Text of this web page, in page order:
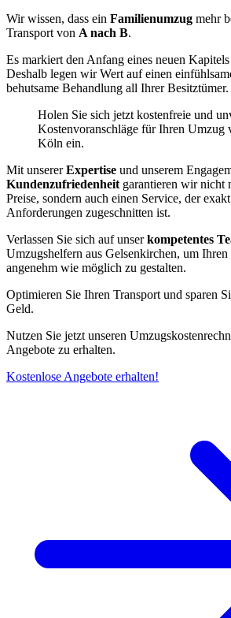
Wir wissen, dass ein Familienumzug mehr
Transport von A nach B.
Es markiert den Anfang eines neuen
Deshalb legen wir Wert auf einen
behutsame Behandlung all Ihrer Besitztümer.
Holen Sie sich jetzt kostenfreie und
Kostenvoranschläge für Ihren Umzug
Köln ein.
Mit unsererExpertise und unserem
Kundenzufriedenheit garantieren wir nicht
Preise, sondern auch einen Service, der
Anforderungen zugeschnitten ist.
Verlassen Sie sich auf unserkompetentes
Umzugshelfern aus Gelsenkirchen, um
angenehm wie möglich zu gestalten.
Optimieren Sie Ihren Transport und sparen
Geld.
Nutzen Sie jetzt unseren
Angebote zu erhalten.
Kostenlose Angebote erhalten!